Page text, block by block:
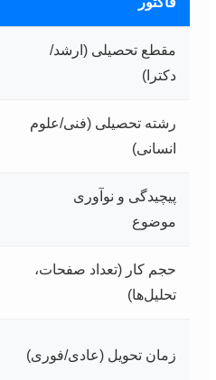
مقطع تحصیلی (ارشد/
دکترا)
رشته تحصیلی (فنی/علوم
انسانی)
پیچیدگی و نوآوری
موضوع
حجم کار (تعداد صفحات،
تحلیل‌ها)
زمان تحویل (عادی/فوری)